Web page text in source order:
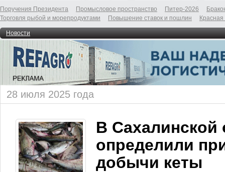
Поручения Президента
Промысловое пространство Питер-2026
Торговля рыбой и морепродуктами
Повышение ставок и пошлин
Новости
28 июля 2025 года
В Сахалинской
определили
добычи кеты